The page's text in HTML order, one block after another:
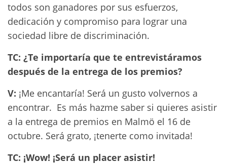
todos son ganadores por sus esfuerzos,
dedicación y compromiso para lograr una
sociedad libre de discriminación.
TC: ¿Te importaría que te entrevistáramos
después de la entrega de los premios?
V: ¡Me encantaría! Será un gusto volvernos a
encontrar. Es más hazme saber si quieres asistir
a la entrega de premios en Malmö el 16 de
octubre. Será grato, ¡tenerte como invitada!
TC: ¡Wow! ¡Será un placer asistir!